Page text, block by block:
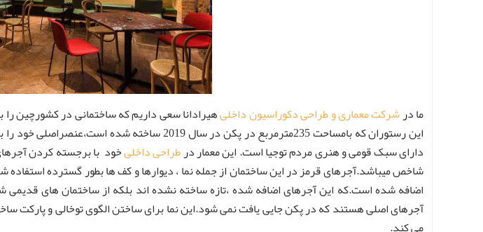
ما درشرکت معماری و طراحی دکوراسیون داخلیهیرادانا سعی داریم که ساختمانی در کشورچین
این رستوران که بامساحت 235مترمربع در پکن در
دارای سبک قومی و هنری مردم توجیا است. این معمار درطراحی داخلیخود با برجسته کردن
شاخص میباشد.آجرهای قرمز در این ساختمان از جمله نما ، دیوارها و کف ها بطور گسترده
اضافه شده است.که این آجرهای اضافه شده ،تازه ساخته نشده اند بلکه از ساختمان های
آجرهای اصلی هستند که در پکن جایی یافت نمی شود.این نما برای ساختن الگوی توخالی و